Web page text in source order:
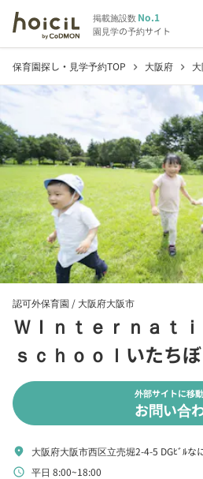
掲載施設数No.1
園見学の予約サイト
保育園探し・見学予約TOP chevron_right 大阪府 chevron_right
認可外保育園 / 大阪府大阪市
ＷＩｎｔｅｒｎａｔ
ｓｃｈｏｏｌいたち
外部サイトに移動
お問い合
location_on 大阪府大阪市西区立売堀2-4-5 DGﾋﾞﾙな
schedule 平日 8:00~18:00